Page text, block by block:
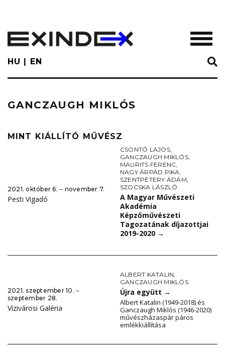
main
content
HU EN
GANCZAUGH MIKLÓS
MINT KIÁLLÍTÓ MŰVÉSZ
2021. október 6. ‒ november 7.
Pesti Vigadó
CSONTÓ LAJOS,
GANCZAUGH MIKLÓS,
MAURITS FERENC,
NAGY ÁRPÁD PIKA,
SZENTPÉTERY ÁDÁM,
SZOCSKA LÁSZLÓ
A Magyar Művészeti
Akadémia
Képzőművészeti
Tagozatának díjazottjai
2019-2020 →
2021. szeptember 10. ‒
szeptember 28.
Vízivárosi Galéria
ALBERT KATALIN,
GANCZAUGH MIKLÓS
Újra együtt →
Albert Katalin (1949-2018) és
Ganczaugh Miklós (1946-2020)
művészházaspár páros
emlékkiállítása